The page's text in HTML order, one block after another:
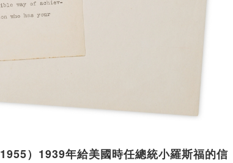
）1939年給美國時任總統小羅斯福的信